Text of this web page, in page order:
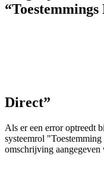
“Toestemmings
Direct”
Als er een error optreedt
systeemrol
omschrijving aangegeven